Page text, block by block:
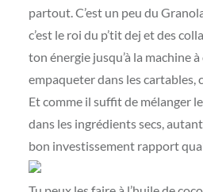
partout. C’est un peu du
c’est le roi du p’tit dej et des
ton énergie jusqu’à la machine
empaqueter dans les cartables,
Et comme il suffit de mélanger
dans les ingrédients secs,
bon investissement rapport